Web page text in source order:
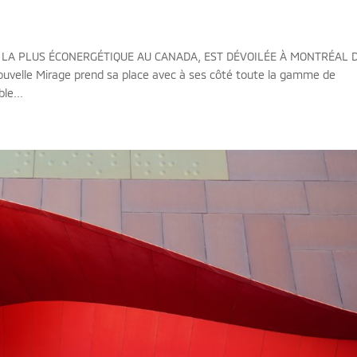
PLUS ÉCONERGÉTIQUE AU CANADA, EST DÉVOILÉE À MONTRÉAL
Mirage prend sa place avec à ses côté toute la gamme de